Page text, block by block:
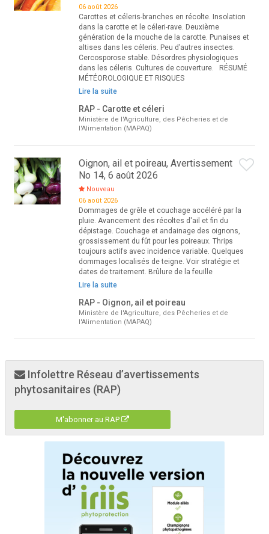
06 août 2026
Carottes et céleris-branches en récolte. Insolation
dans la carotte et le céleri-rave. Deuxième
génération de la mouche de la carotte. Punaises et
altises dans les céleris. Peu d’autres insectes.
Cercosporose stable. Désordres physiologiques
dans les céleris. Cultures de couverture. RÉSUMÉ
MÉTÉOROLOGIQUE ET RISQUES
Lire la suite
RAP - Carotte et céleri
Ministère de l'Agriculture, des Pêcheries et de
l'Alimentation (MAPAQ)
Oignon, ail et poireau, Avertissement
No 14, 6 août 2026
Nouveau
06 août 2026
Dommages de grêle et couchage accéléré par la
pluie. Avancement des récoltes d'ail et fin du
dépistage. Couchage et andainage des oignons,
grossissement du fût pour les poireaux. Thrips
toujours actifs avec incidence variable. Quelques
dommages localisés de teigne. Voir stratégie et
dates de traitement. Brûlure de la feuille
Lire la suite
RAP - Oignon, ail et poireau
Ministère de l'Agriculture, des Pêcheries et de
l'Alimentation (MAPAQ)
Infolettre Réseau d’avertissements
phytosanitaires (RAP)
M'abonner au RAP